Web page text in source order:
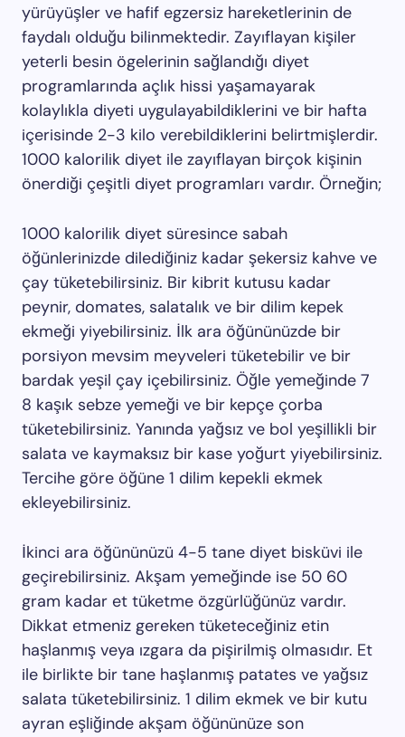
yürüyüşler ve hafif egzersiz hareketlerinin de
faydalı olduğu bilinmektedir. Zayıflayan kişiler
yeterli besin ögelerinin sağlandığı diyet
programlarında açlık hissi yaşamayarak
kolaylıkla diyeti uygulayabildiklerini ve bir hafta
içerisinde 2-3 kilo verebildiklerini belirtmişlerdir.
1000 kalorilik diyet ile zayıflayan birçok kişinin
önerdiği çeşitli diyet programları vardır. Örneğin;
1000 kalorilik diyet süresince sabah
öğünlerinizde dilediğiniz kadar şekersiz kahve ve
çay tüketebilirsiniz. Bir kibrit kutusu kadar
peynir, domates, salatalık ve bir dilim kepek
ekmeği yiyebilirsiniz. İlk ara öğününüzde bir
porsiyon mevsim meyveleri tüketebilir ve bir
bardak yeşil çay içebilirsiniz. Öğle yemeğinde 7
8 kaşık sebze yemeği ve bir kepçe çorba
tüketebilirsiniz. Yanında yağsız ve bol yeşillikli bir
salata ve kaymaksız bir kase yoğurt yiyebilirsiniz.
Tercihe göre öğüne 1 dilim kepekli ekmek
ekleyebilirsiniz.
İkinci ara öğününüzü 4-5 tane diyet bisküvi ile
geçirebilirsiniz. Akşam yemeğinde ise 50 60
gram kadar et tüketme özgürlüğünüz vardır.
Dikkat etmeniz gereken tüketeceğiniz etin
haşlanmış veya ızgara da pişirilmiş olmasıdır. Et
ile birlikte bir tane haşlanmış patates ve yağsız
salata tüketebilirsiniz. 1 dilim ekmek ve bir kutu
ayran eşliğinde akşam öğününüze son